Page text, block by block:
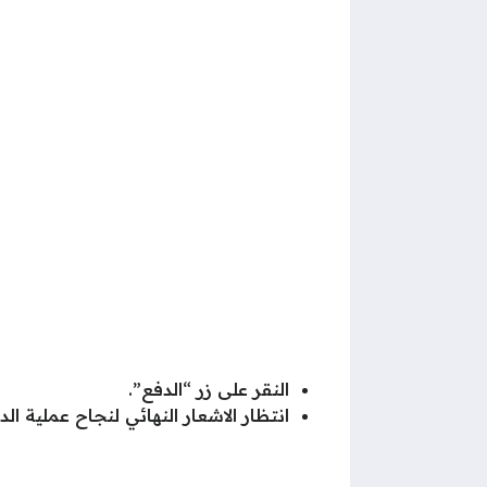
النقر على زر “الدفع”.
انتظار الاشعار النهائي لنجاح عملية